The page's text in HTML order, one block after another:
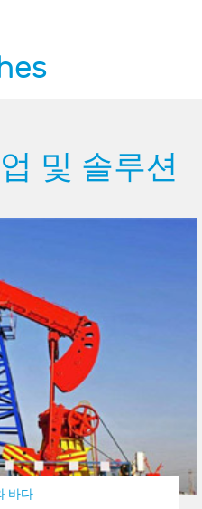
및 솔루션
바다